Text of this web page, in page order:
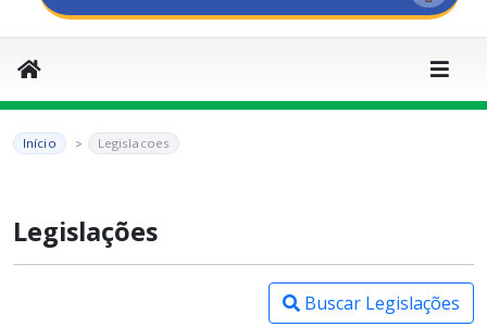
Início Legislacoes
Legislações
Buscar Legislações